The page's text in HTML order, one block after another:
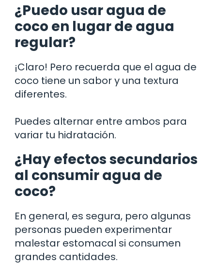
¿Puedo usar agua de
coco en lugar de agua
regular?
¡Claro! Pero recuerda que el agua de
coco tiene un sabor y una textura
diferentes.
Puedes alternar entre ambos para
variar tu hidratación.
¿Hay efectos secundarios
al consumir agua de
coco?
En general, es segura, pero algunas
personas pueden experimentar
malestar estomacal si consumen
grandes cantidades.